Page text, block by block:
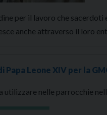
per il lavoro che
anche attraverso il loro
Papa Leone XIV per la
utilizzare nelle parrocchie